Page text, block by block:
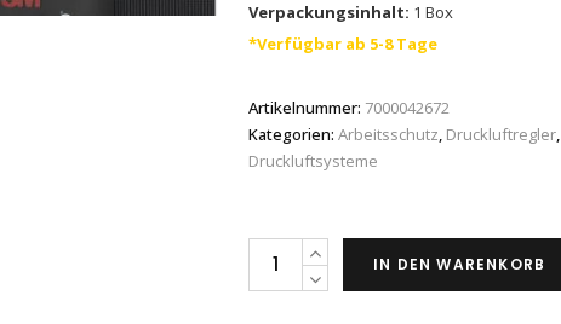
Verpackungsinhalt: 1 Box
*Verfügbar ab 5-8 Tage
Artikelnummer: 7000042672
Kategorien: Arbeitsschutz, Druckluftregler,
Druckluftsysteme
3M™
Ersatzfilter
IN DEN WARENKORB